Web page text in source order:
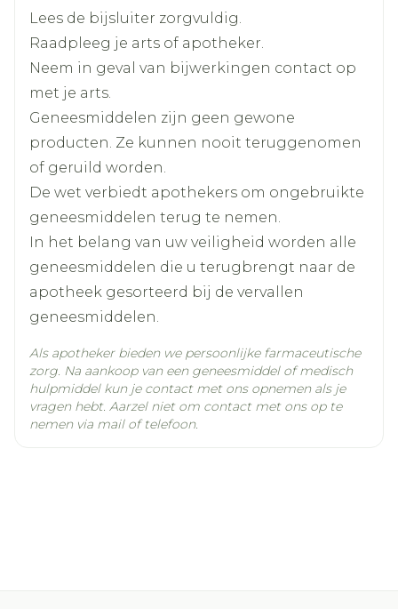
Gewicht en
metabole parameters
doorbreken.
Vergeten dosis:
< 18u: de tablet zo snel mogelijk innemen en
doorgaan met het normale
doseringsschema.
> 18u: de overgeslagen dosis NIET meer
innemen en doorgaan met het gebruikelijke
doseringsschema.
Braken < 1u na inname: nieuw tablet
innemen.
Lengte
Diepte 60 mm
Hoeveelheid
Verpakking
30
Actieve
Ingrediënten
emtricitabine, tenofovir
alafenamide (onder de vorm
van fumaraat)
Behoud
Kamertemperatuur (15°C -
Lees de bijsluiter zorgvuldig.
Raadpleeg je arts of apotheker.
Neem in geval van bijwerkingen contact op
met je arts.
Geneesmiddelen zijn geen gewone
producten. Ze kunnen nooit teruggenomen
of geruild worden.
De wet verbiedt apothekers om ongebruikte
geneesmiddelen terug te nemen.
In het belang van uw veiligheid worden alle
geneesmiddelen die u terugbrengt naar de
apotheek gesorteerd bij de vervallen
geneesmiddelen.
Als apotheker bieden we persoonlijke farmaceutische
zorg. Na aankoop van een geneesmiddel of medisch
hulpmiddel kun je contact met ons opnemen als je
vragen hebt. Aarzel niet om contact met ons op te
nemen via mail of telefoon.